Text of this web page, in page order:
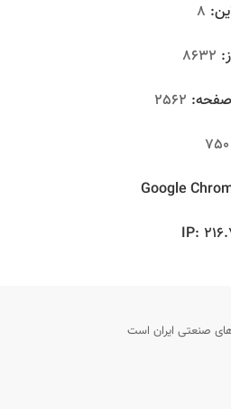
8
8632
صفحه: 2562
750
Google
IP:
صنعتی ایران است